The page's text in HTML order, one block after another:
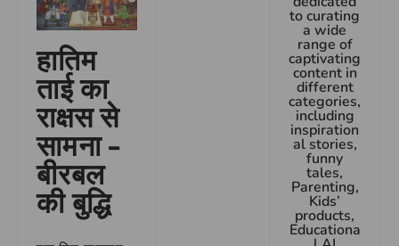
हातिम
ताई का
राक्षस से
सामना –
बीरबल
की बुद्धि
to curating
a wide
range of
captivating
content in
different
categories,
including
inspiration
al stories,
funny
tales,
Parenting,
Kids’
products,
Educationa